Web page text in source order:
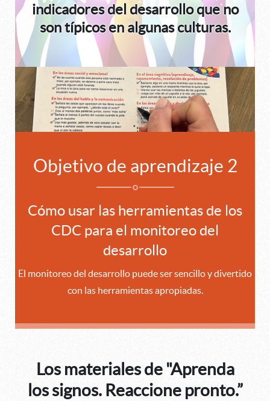
indicadores del desarrollo que no
son típicos en algunas culturas.
Objetivo de aprendizaje 2
Cómo usar las herramientas de los
CDC para el monitoreo del
desarrollo
El monitoreo del desarrollo puede ser sencillo y divertido
con las herramientas apropiadas.
Los materiales de "Aprenda
los signos. Reaccione pronto.”